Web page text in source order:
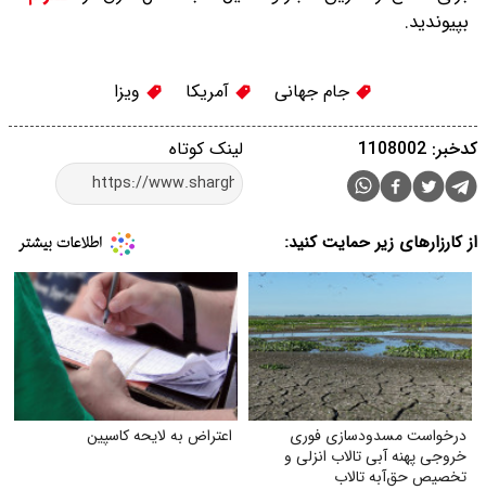
بپیوندید.
جام جهانی آمریکا ویزا
لینک کوتاه کدخبر: 1108002
از کارزارهای زیر حمایت کنید:
درخواست مسدودسازی فوری
خروجی پهنه آبی تالاب انزلی و
تخصیص حق‌آبه تالاب
اعتراض به لایحه کاسپین